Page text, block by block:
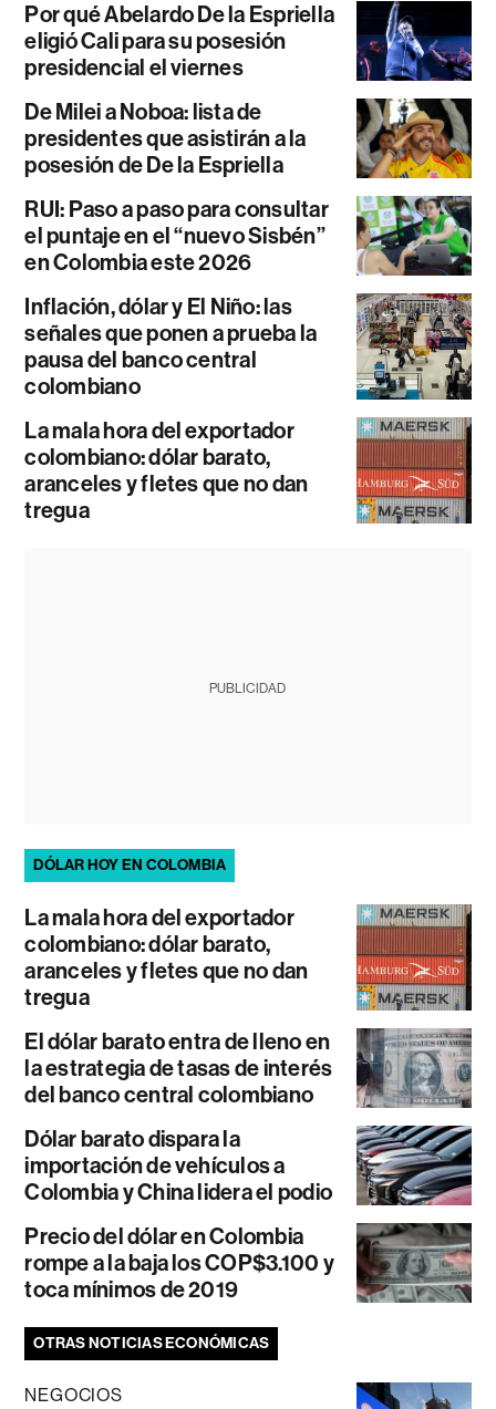
Por qué Abelardo De la Espriella
eligió Cali para su posesión
presidencial el viernes
De Milei a Noboa: lista de
presidentes que asistirán a la
posesión de De la Espriella
RUI: Paso a paso para consultar
el puntaje en el “nuevo Sisbén”
en Colombia este 2026
Inflación, dólar y El Niño: las
señales que ponen a prueba la
pausa del banco central
colombiano
La mala hora del exportador
colombiano: dólar barato,
aranceles y fletes que no dan
tregua
PUBLICIDAD
DÓLAR HOY EN COLOMBIA
La mala hora del exportador
colombiano: dólar barato,
aranceles y fletes que no dan
tregua
El dólar barato entra de lleno en
la estrategia de tasas de interés
del banco central colombiano
Dólar barato dispara la
importación de vehículos a
Colombia y China lidera el podio
Precio del dólar en Colombia
rompe a la baja los COP$3.100 y
toca mínimos de 2019
OTRAS NOTICIAS ECONÓMICAS
NEGOCIOS